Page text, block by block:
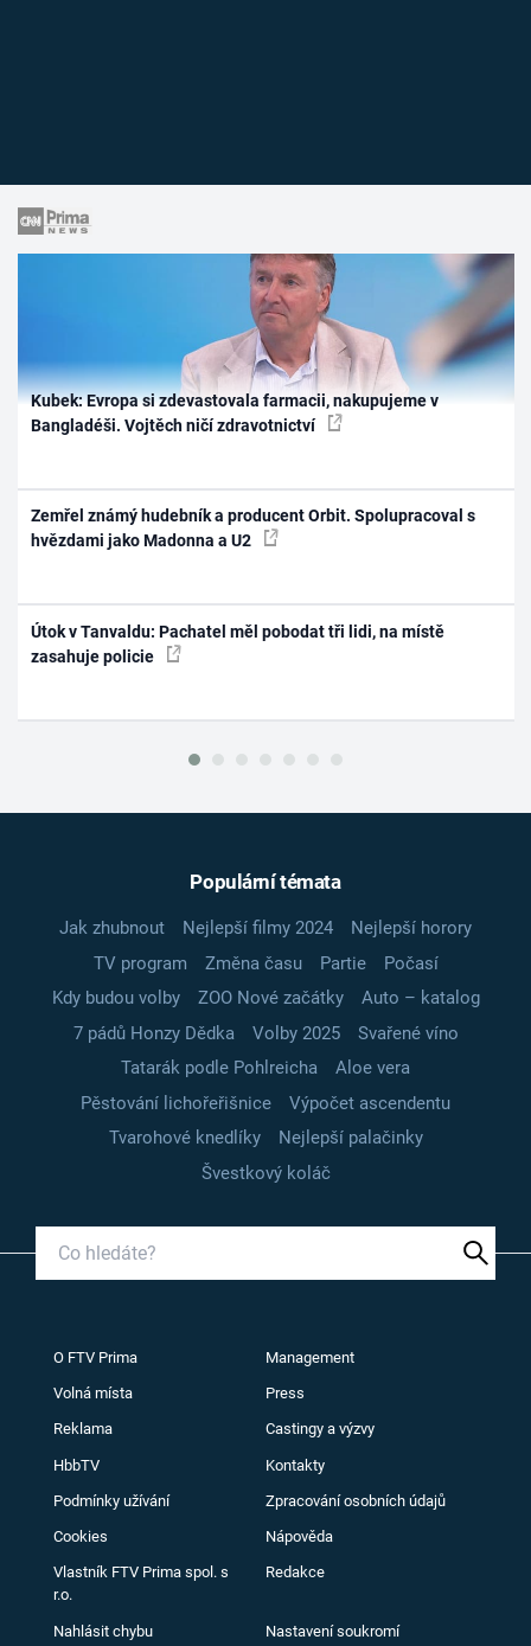
Kubek: Evropa si zdevastovala farmacii, nakupujeme v
Bangladéši. Vojtěch ničí zdravotnictví
Zemřel známý hudebník a producent Orbit. Spolupracoval s
hvězdami jako Madonna a U2
Útok v Tanvaldu: Pachatel měl pobodat tři lidi, na místě
zasahuje policie
Populární témata
Jak zhubnout Nejlepší filmy 2024
Nejlepší horory
TV program
Změna času Partie
Počasí
Kdy budou volby
ZOO Nové začátky
Auto – katalog
7 pádů Honzy Dědka
Volby 2025
Svařené víno
Tatarák podle Pohlreicha
Aloe vera
Pěstování lichořeřišnice
Výpočet ascendentu
Tvarohové knedlíky
Nejlepší palačinky
Švestkový koláč
O FTV Prima Management
Volná místa Press
Reklama Castingy a výzvy
HbbTV Kontakty
Podmínky užívání Zpracování osobních údajů
Cookies Nápověda
Vlastník FTV Prima spol. s
r.o.
Redakce
Nahlásit chybu Nastavení soukromí